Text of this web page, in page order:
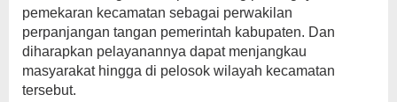
pemekaran kecamatan sebagai perwakilan
perpanjangan tangan pemerintah kabupaten. Dan
diharapkan pelayanannya dapat menjangkau
masyarakat hingga di pelosok wilayah kecamatan
tersebut.